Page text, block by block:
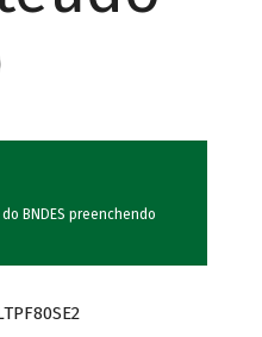
BNDES preenchendo